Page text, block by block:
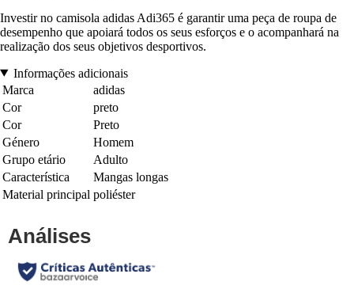
Investir no camisola adidas Adi365 é garantir uma peça de roupa de
desempenho que apoiará todos os seus esforços e o acompanhará na
realização dos seus objetivos desportivos.
Informações adicionais
Marca
adidas
Cor
preto
Cor
Preto
Género
Homem
Grupo etário
Adulto
Característica
Mangas longas
Material principal poliéster